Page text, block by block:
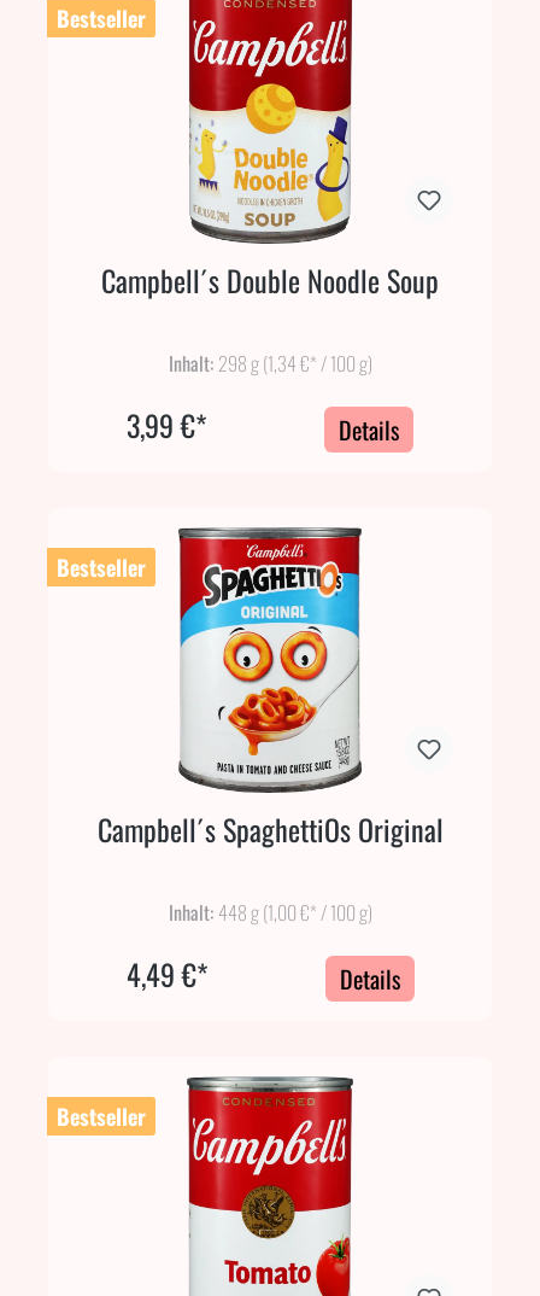
Bestseller
Campbell´s Double Noodle Soup
Inhalt: 298 g(1,34 €* / 100 g)
3,99 €* Details
Bestseller
Campbell´s SpaghettiOs Original
Inhalt: 448 g(1,00 €* / 100 g)
4,49 €* Details
Bestseller